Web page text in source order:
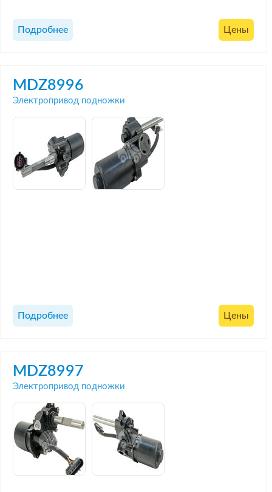
Подробнее Цены
MDZ8996
Электропривод подножки
Подробнее Цены
MDZ8997
Электропривод подножки